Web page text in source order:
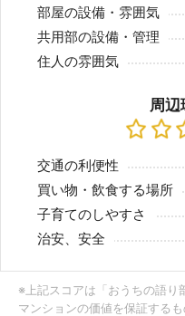
部屋の設備・雰囲気
共用部の設備・管理
住人の雰囲気
周辺
交通の利便性
買い物・飲食する場所
子育てのしやすさ
治安、安全
※上記スコアは「おうちの語り
マンションの価値を保証する